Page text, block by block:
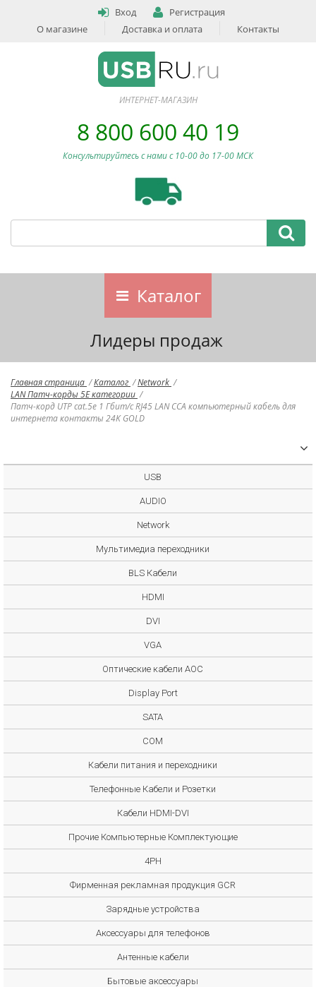
Вход
Регистрация
О магазине
Доставка и оплата Контакты
ИНТЕРНЕТ-МАГАЗИН
8 800 600 40 19
Консультируйтесь с нами c 10-00 до 17-00 МСК
Каталог
Лидеры продаж
Главная страница /Каталог /Network /
LAN Патч-корды 5E категории /
Патч-корд UTP cat.5e 1 Гбит/с RJ45 LAN CCA компьютерный кабель для
интернета контакты 24K GOLD
USB
AUDIO
Network
Мультимедиа переходники
BLS Кабели
HDMI
DVI
VGA
Оптические кабели AOC
Display Port
SATA
COM
Кабели питания и переходники
Телефонные Кабели и Розетки
Кабели HDMI-DVI
Прочие Компьютерные Комплектующие
4PH
Фирменная рекламная продукция GCR
Зарядные устройства
Аксессуары для телефонов
Антенные кабели
Бытовые аксессуары